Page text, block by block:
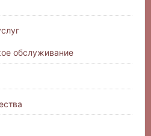
обслуживание